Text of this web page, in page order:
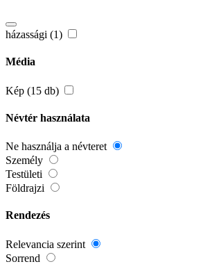
házassági (1)
Média
Kép (15 db)
Névtér használata
Ne használja a névteret
Személy
Testületi
Földrajzi
Rendezés
Relevancia szerint
Sorrend